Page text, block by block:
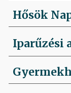
Hősök
Iparűzési